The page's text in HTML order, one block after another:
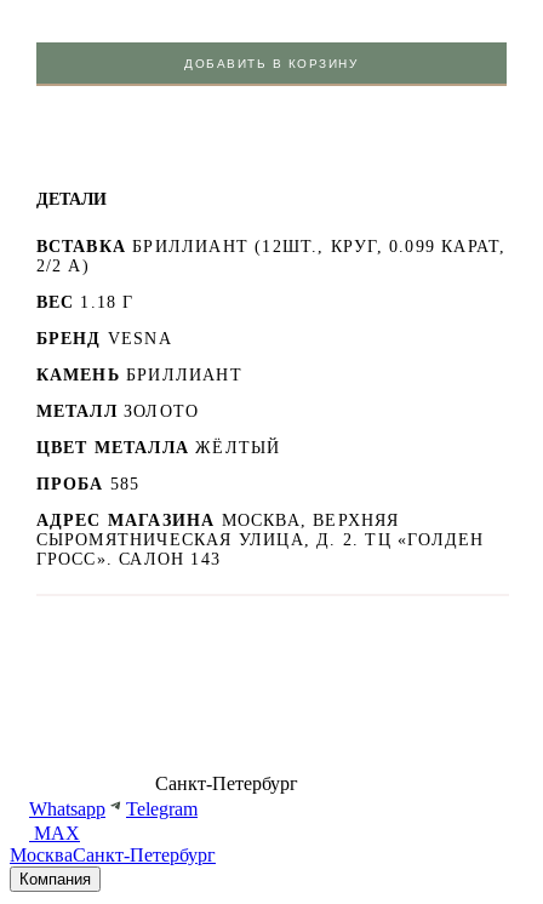
ДОБАВИТЬ В КОРЗИНУ
ДЕТАЛИ
ВСТАВКА БРИЛЛИАНТ (12ШТ., КРУГ, 0.099 КАРАТ,
2/2 А)
ВЕС 1.18 Г
БРЕНД VESNA
КАМЕНЬ БРИЛЛИАНТ
МЕТАЛЛ ЗОЛОТО
ЦВЕТ МЕТАЛЛА ЖЁЛТЫЙ
ПРОБА 585
АДРЕС МАГАЗИНА МОСКВА, ВЕРХНЯЯ
СЫРОМЯТНИЧЕСКАЯ УЛИЦА, Д. 2. ТЦ «ГОЛДЕН
ГРОСС». САЛОН 143
Санкт-Петербург
Whatsapp
Telegram
MAX
МоскваСанкт-Петербург
Компания